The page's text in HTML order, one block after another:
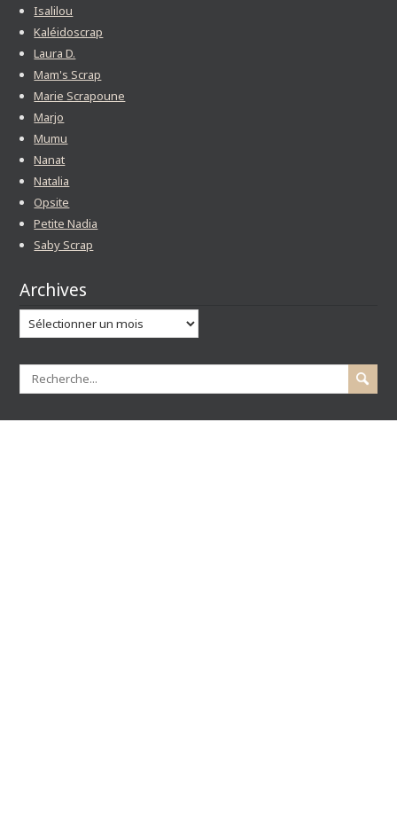
Isalilou
Kaléidoscrap
Laura D.
Mam's Scrap
Marie Scrapoune
Marjo
Mumu
Nanat
Natalia
Opsite
Petite Nadia
Saby Scrap
Archives
Archives